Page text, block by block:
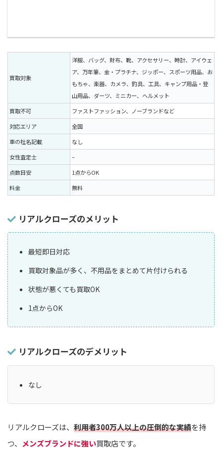
買取対象
洋服、バッグ、財布、靴、アクセサリー、時計、アイウェ
ア、万年筆、金・プラチナ、ジッポー、スポーツ用品、お
もちゃ、楽器、カメラ、釣具、工具、キャンプ用品・登
山用品、ダーツ、ミニカー、ヘルメット
買取不可
ファストファッション、ノーブランドなど
対応エリア
全国
車の社名記載
なし
女性査定士
–
点数目安
1点からOK
料金
無料
リアルクローズのメリット
最短即日対応
買取対象品が多く、不用品をまとめて片付けられる
状態が悪くても買取OK
1点からOK
リアルクローズのデメリット
なし
リアルクローズは、 利用者300万人以上の圧倒的な実績を持
つ、 メンズブランドに強い買取店です。